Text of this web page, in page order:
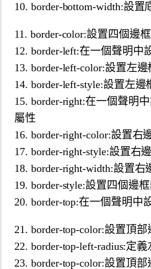
10. border-bottom-width:設置
11. border-color:設置四個邊
12. border-left:在一個聲明中
13. border-left-color:設置左
14. border-left-style:設置左邊
15. border-right:在一個聲明
屬性
16. border-right-color:設置右
17. border-right-style:設置右
18. border-right-width:設置右
19. border-style:設置四個邊
20. border-top:在一個聲明中
21. border-top-color:設置頂
22. border-top-left-radius:定
23. border-top-color:設置頂